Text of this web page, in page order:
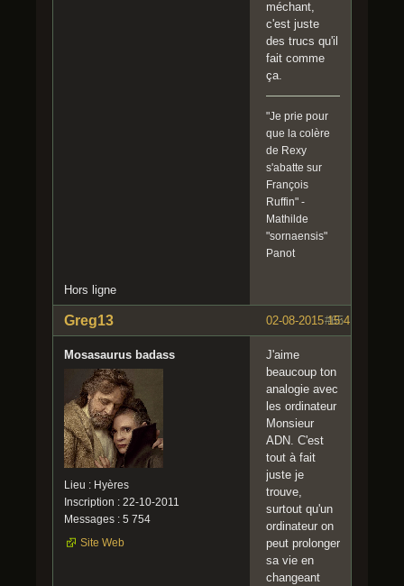
méchant,
c'est juste
des trucs qu'il
fait comme
ça.
"Je prie pour
que la colère
de Rexy
s'abatte sur
François
Ruffin" -
Mathilde
"sornaensis"
Panot
Hors ligne
#65
02-08-2015 15:41:55
Greg13
Mosasaurus badass
Lieu : Hyères
Inscription : 22-10-2011
Messages : 5 754
Site Web
J'aime
beaucoup ton
analogie avec
les ordinateur
Monsieur
ADN. C'est
tout à fait
juste je
trouve,
surtout qu'un
ordinateur on
peut prolonger
sa vie en
changeant